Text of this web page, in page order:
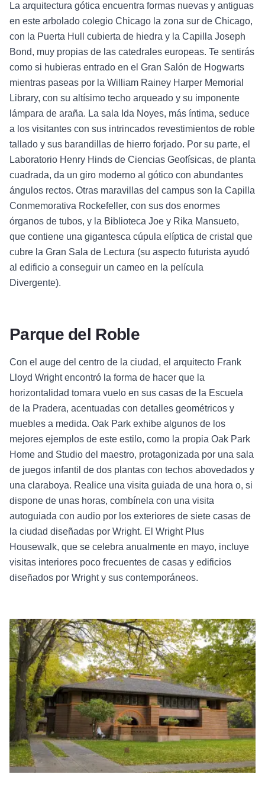
La arquitectura gótica encuentra formas nuevas y antiguas
en este arbolado colegio Chicago la zona sur de Chicago,
con la Puerta Hull cubierta de hiedra y la Capilla Joseph
Bond, muy propias de las catedrales europeas. Te sentirás
como si hubieras entrado en el Gran Salón de Hogwarts
mientras paseas por la William Rainey Harper Memorial
Library, con su altísimo techo arqueado y su imponente
lámpara de araña. La sala Ida Noyes, más íntima, seduce
a los visitantes con sus intrincados revestimientos de roble
tallado y sus barandillas de hierro forjado. Por su parte, el
Laboratorio Henry Hinds de Ciencias Geofísicas, de planta
cuadrada, da un giro moderno al gótico con abundantes
ángulos rectos. Otras maravillas del campus son la Capilla
Conmemorativa Rockefeller, con sus dos enormes
órganos de tubos, y la Biblioteca Joe y Rika Mansueto,
que contiene una gigantesca cúpula elíptica de cristal que
cubre la Gran Sala de Lectura (su aspecto futurista ayudó
al edificio a conseguir un cameo en la película
Divergente).
Parque del Roble
Con el auge del centro de la ciudad, el arquitecto Frank
Lloyd Wright encontró la forma de hacer que la
horizontalidad tomara vuelo en sus casas de la Escuela
de la Pradera, acentuadas con detalles geométricos y
muebles a medida. Oak Park exhibe algunos de los
mejores ejemplos de este estilo, como la propia Oak Park
Home and Studio del maestro, protagonizada por una sala
de juegos infantil de dos plantas con techos abovedados y
una claraboya. Realice una visita guiada de una hora o, si
dispone de unas horas, combínela con una visita
autoguiada con audio por los exteriores de siete casas de
la ciudad diseñadas por Wright. El Wright Plus
Housewalk, que se celebra anualmente en mayo, incluye
visitas interiores poco frecuentes de casas y edificios
diseñados por Wright y sus contemporáneos.